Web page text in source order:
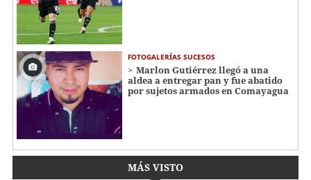
FOTOGALERÍAS SUCESOS
Marlon Gutiérrez llegó a una
aldea a entregar pan y fue abatido
por sujetos armados en Comayagua
MÁS VISTO